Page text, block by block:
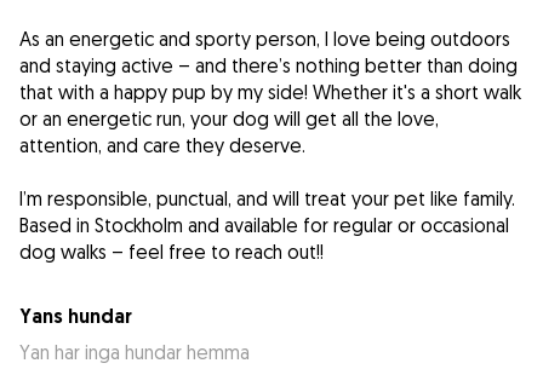
As an energetic and sporty person, I love being outdoors
and staying active – and there’s nothing better than doing
that with a happy pup by my side! Whether it's a short walk
or an energetic run, your dog will get all the love,
attention, and care they deserve.
I’m responsible, punctual, and will treat your pet like family.
Based in Stockholm and available for regular or occasional
Yans hundar
Yan har inga hundar hemma